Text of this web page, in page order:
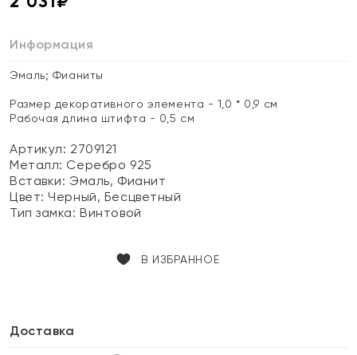
Информация
Эмаль; Фианиты
Размер декоративного элемента - 1,0 * 0,9 см
Рабочая длина штифта - 0,5 см
Артикул: 2709121
Металл: Серебро 925
Вставки:Эмаль, Фианит
Цвет:Черный, Бесцветный
Тип замка:Винтовой
В ИЗБРАННОЕ
Доставка